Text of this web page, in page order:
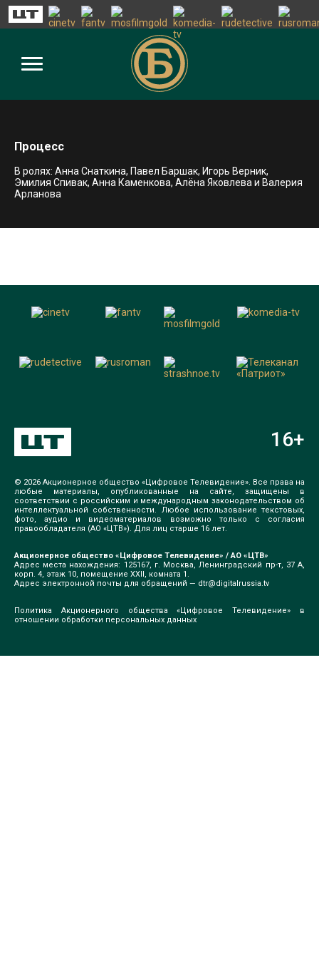
Процесс
В ролях: Анна Снаткина, Павел Баршак, Игорь Верник,
Эмилия Спивак, Анна Каменкова, Алёна Яковлева и Валерия
Арланова
© 2026 Акционерное общество «Цифровое Телевидение». Все права на
любые материалы, опубликованные на сайте, защищены в
соответствии с российским и международным законодательством об
интеллектуальной собственности. Любое использование текстовых,
фото, аудио и видеоматериалов возможно только с согласия
правообладателя (АО «ЦТВ»). Для лиц старше 16 лет.
Акционерное общество «Цифровое Телевидение» / АО «ЦТВ»
Адрес места нахождения: 125167, г. Москва, Ленинградский пр-т, 37 А,
корп. 4, этаж 10, помещение XXII, комната 1.
Адрес электронной почты для обращений — dtr@digitalrussia.tv
Политика Акционерного общества «Цифровое Телевидение» в
отношении обработки персональных данных
16+